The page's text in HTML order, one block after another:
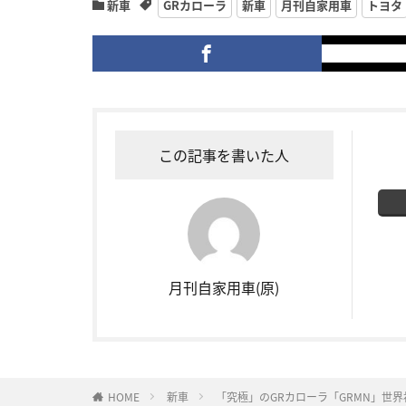
新車 GRカローラ 新車 月刊自家用車 トヨタ
この記事を書いた人
月刊自家用車(原)
HOME 新車 「究極」のGRカローラ「GRMN」